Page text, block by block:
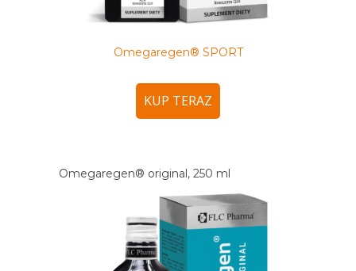
Omegaregen® SPORT
KUP TERAZ
Omegaregen® original, 250 ml